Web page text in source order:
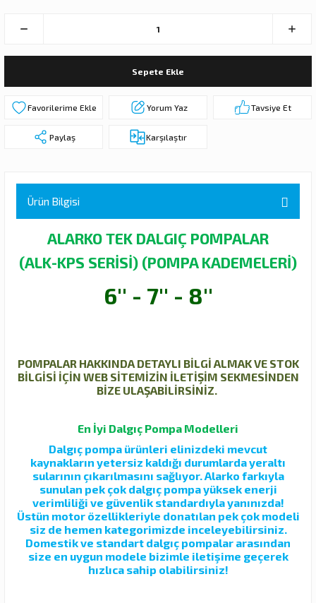
POMPA (MOTOR+POMPA)
Sepete Ekle
Yorum Yaz Tavsiye Et
Paylaş Karşılaştır
Ürün Bilgisi
ALARKO TEK DALGIÇ POMPALAR
(ALK-KPS SERİSİ) (POMPA KADEMELERİ)
6'' - 7'' - 8''
POMPALAR HAKKINDA DETAYLI BİLGİ ALMAK VE STOK
BİLGİSİ İÇİN WEB SİTEMİZİN İLETİŞİM SEKMESİNDEN
BİZE ULAŞABİLİRSİNİZ.
En İyi Dalgıç Pompa Modelleri
Dalgıç pompa ürünleri elinizdeki mevcut
kaynakların yetersiz kaldığı durumlarda yeraltı
sularının çıkarılmasını sağlıyor. Alarko farkıyla
sunulan pek çok dalgıç pompa yüksek enerji
verimliliği ve güvenlik standardıyla yanınızda!
Üstün motor özellikleriyle donatılan pek çok modeli
siz de hemen kategorimizde inceleyebilirsiniz.
Domestik ve standart dalgıç pompalar arasından
size en uygun modele bizimle iletişime geçerek
hızlıca sahip olabilirsiniz!